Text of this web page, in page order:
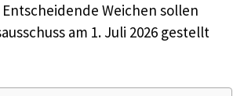
Weichen sollen
am 1. Juli 2026 gestellt